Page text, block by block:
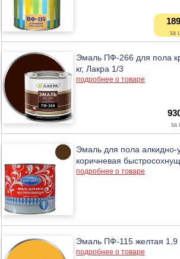
Эмаль ПФ-266 для пола
кг, Лакра 1/3
подробнее о товаре
Эмаль для пола алкидно-
коричневая
подробнее о товаре
Эмаль ПФ-115 желтая 1,9
подробнее о товаре